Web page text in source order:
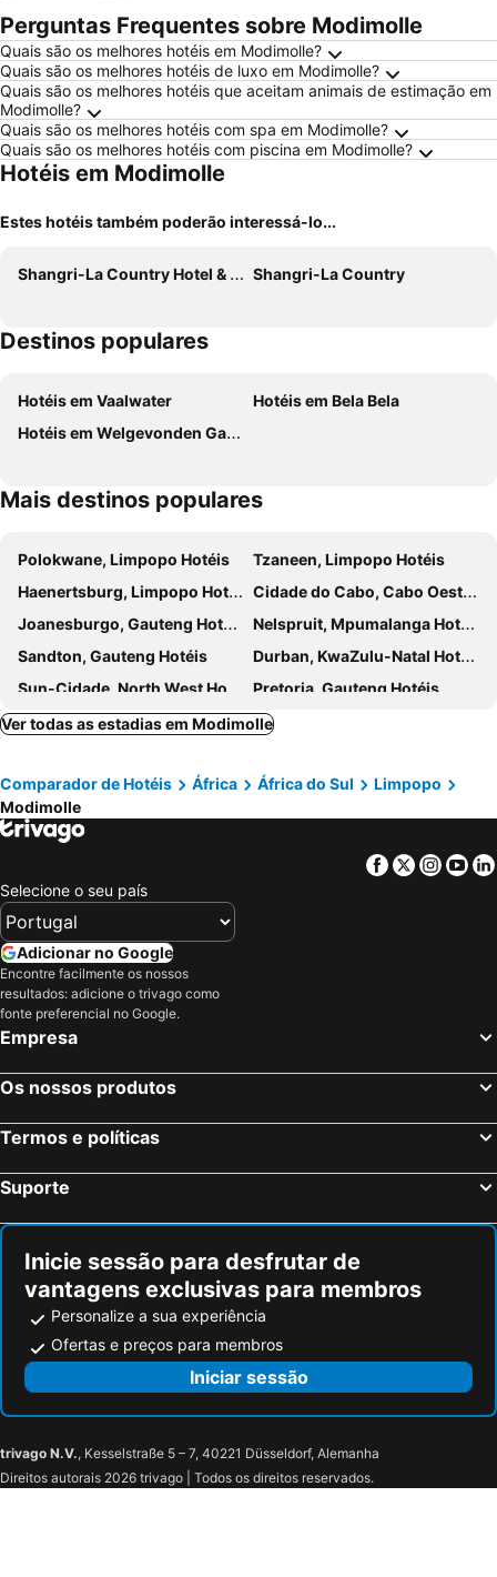
Perguntas Frequentes sobre Modimolle
Quais são os melhores hotéis em Modimolle?
Quais são os melhores hotéis de luxo em Modimolle?
Quais são os melhores hotéis que aceitam animais de estimação em
Modimolle?
Quais são os melhores hotéis com spa em Modimolle?
Quais são os melhores hotéis com piscina em Modimolle?
Hotéis em Modimolle
Estes hotéis também poderão interessá-lo...
Shangri-La Country Hotel & Spa Shangri-La Country
Destinos populares
Hotéis em Vaalwater
Hotéis em Bela Bela
Hotéis em Welgevonden Game Reserve
Mais destinos populares
Polokwane, Limpopo Hotéis
Tzaneen, Limpopo Hotéis
Haenertsburg, Limpopo Hotéis
Cidade do Cabo, Cabo Oeste Hotéis
Joanesburgo, Gauteng Hotéis
Nelspruit, Mpumalanga Hotéis
Sandton, Gauteng Hotéis
Durban, KwaZulu-Natal Hotéis
Sun-Cidade, North West Hotéis
Pretoria, Gauteng Hotéis
Pilanesberg National Park, North West Hotéis
Kruger National Park, Limpopo Hotéis
Ver todas as estadias em Modimolle
Comparador de Hotéis África África do Sul
Limpopo
Modimolle
Facebook
Twitter
Selecione o seu país
Adicionar no Google
Encontre facilmente os nossos
resultados: adicione o trivago como
fonte preferencial no Google.
Empresa
Os nossos produtos
Termos e políticas
Suporte
Inicie sessão para desfrutar de
vantagens exclusivas para membros
Personalize a sua experiência
Ofertas e preços para membros
Iniciar sessão
trivago N.V., Kesselstraße 5 – 7, 40221 Düsseldorf, Alemanha
Direitos autorais 2026 trivago | Todos os direitos reservados.